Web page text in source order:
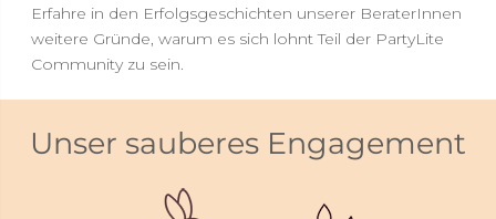
Erfahre in den Erfolgsgeschichten unserer BeraterInnen
weitere Gründe, warum es sich lohnt Teil der PartyLite
Community zu sein.
Unser sauberes Engagement